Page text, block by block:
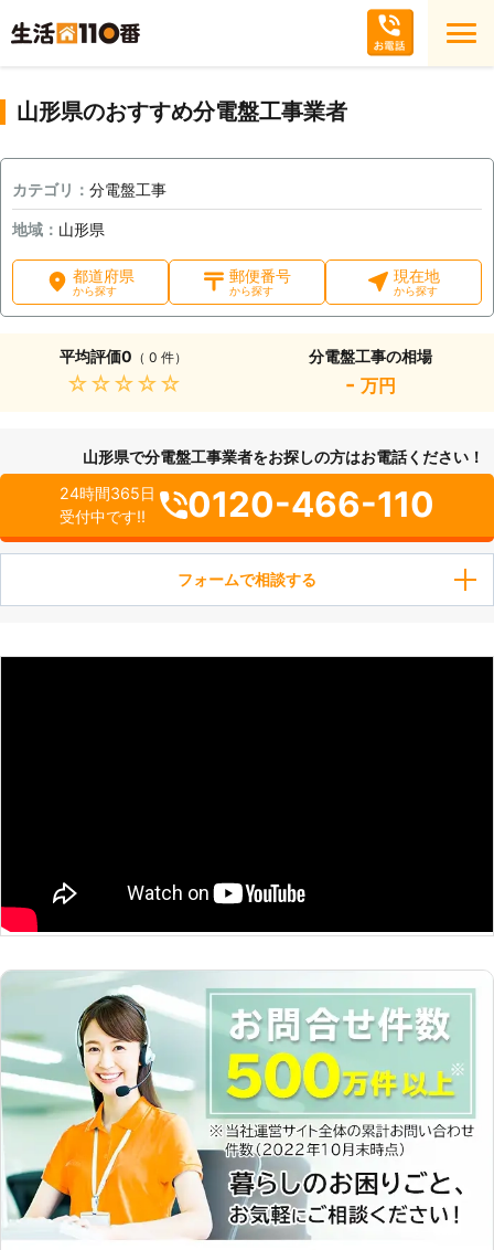
山形県のおすすめ分電盤工事業者
カテゴリ： 分電盤工事
地域： 山形県
都道府県
から探す
郵便番号
から探す
現在地
から探す
平均評価0 （ 0 件）
★★★★★
分電盤工事の相場
- 万円
山形県で分電盤工事業者をお探しの方はお電話ください！
24時間365日
受付中です!!
0120-466-110
フォームで相談する